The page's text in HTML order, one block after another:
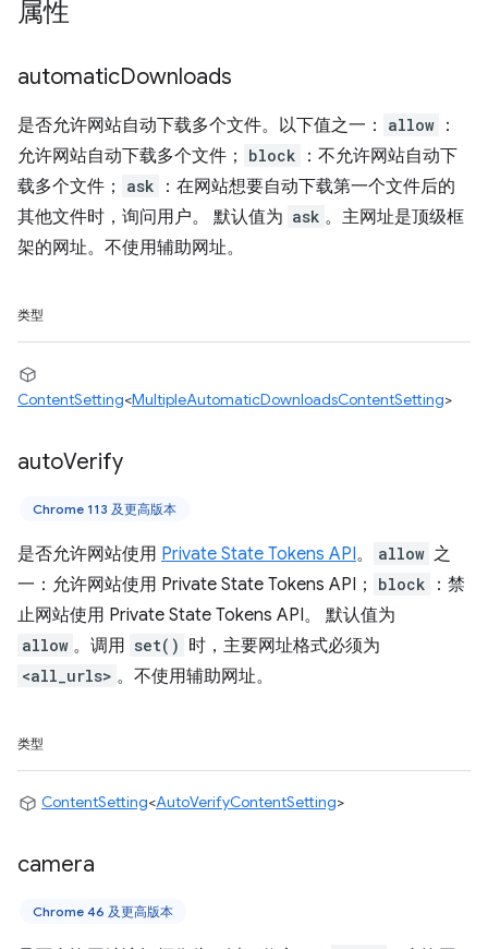
属性
automaticDownloads
是否允许网站自动下载多个文件。以下值之一： allow ：
允许网站自动下载多个文件；
block
：不允许网站自动下
载多个文件；
ask
：在网站想要自动下载第一个文件后的
其他文件时，询问用户。 默认值为 ask 。主网址是顶级框
架的网址。不使用辅助网址。
类型
ContentSetting<MultipleAutomaticDownloadsContentSetting>
autoVerify
Chrome 113 及更高版本
是否允许网站使用 Private State Tokens API。 allow 之
一：允许网站使用 Private State Tokens API；
block
：禁
止网站使用 Private State Tokens API。 默认值为
allow 。调用 set() 时，主要网址格式必须为
<all_urls> 。不使用辅助网址。
类型
ContentSetting<AutoVerifyContentSetting>
camera
Chrome 46 及更高版本